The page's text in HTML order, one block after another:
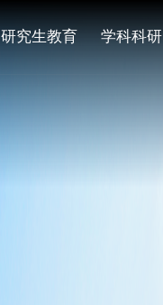
研究生教育 学科科研